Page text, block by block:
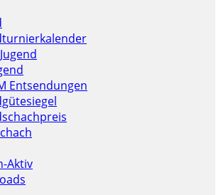
Entsendungen
Aktiv